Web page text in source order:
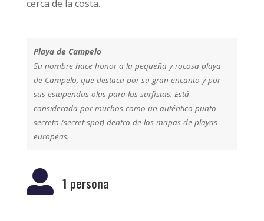
cerca de la costa.
Playa de Campelo
Su nombre hace honor a la pequeña y rocosa playa
de Campelo, que destaca por su gran encanto y por
sus estupendas olas para los surfistas. Está
considerada por muchos como un auténtico punto
secreto (secret spot) dentro de los mapas de playas
europeas.
 1 persona